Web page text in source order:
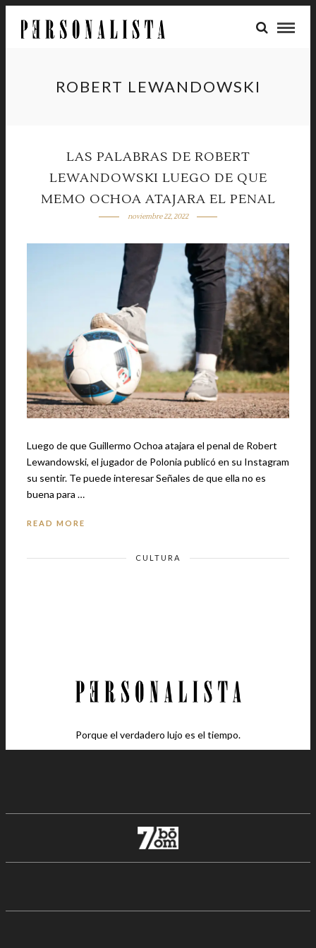
ROBERT LEWANDOWSKI
LAS PALABRAS DE ROBERT
LEWANDOWSKI LUEGO DE QUE
MEMO OCHOA ATAJARA EL PENAL
noviembre 22, 2022
Luego de que Guillermo Ochoa atajara el penal de Robert
Lewandowski, el jugador de Polonia publicó en su Instagram
su sentir. Te puede interesar Señales de que ella no es
buena para …
READ MORE
CULTURA
Porque el verdadero lujo es el tiempo.